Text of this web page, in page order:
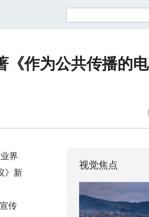
作为公共传播的电
界
》新
传
视觉焦点